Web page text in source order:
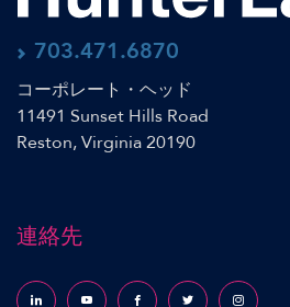
703.471.6870
コーポレート・ヘッド
11491 Sunset Hills Road
Reston, Virginia 20190
連絡先
Follow us on LinkedInFollow us on YouTubeFollow us on Facebook
Follow us on XFollow us